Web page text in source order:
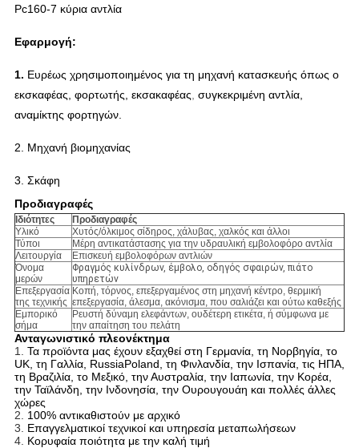
Pc160-7 κύρια αντλία
Εφαρμογή:
1. Ευρέως χρησιμοποιημένος για τη μηχανή κατασκευής όπως ο
εκσκαφέας, φορτωτής, εκσακαφέας, συγκεκριμένη αντλία,
αναμίκτης φορτηγών.
2. Μηχανή βιομηχανίας
3. Σκάφη
Προδιαγραφές
Ιδιότητες
Προδιαγραφές
Υλικό
Χυτός/όλκιμος σίδηρος, χάλυβας, χαλκός και άλλοι
Τύποι
Μέρη αντικατάστασης για την υδραυλική εμβολοφόρο αντλία
Λειτουργία
Επισκευή εμβολοφόρων αντλιών
Όνομα
μερών
Φραγμός κυλίνδρων, έμβολο, οδηγός σφαιρών, πιάτο
υπηρετών
Επεξεργασία
της τεχνικής
Κοπή, τόρνος, επεξεργαμένος στη μηχανή κέντρο, θερμική
επεξεργασία, άλεσμα, ακόνισμα, που σαλιάζει και ούτω καθεξής
Εμπορικό
σήμα
Ρευστή δύναμη ελεφάντων, ουδέτερη ετικέτα, ή σύμφωνα με
την απαίτηση του πελάτη
Ανταγωνιστικό πλεονέκτημα
1. Τα προϊόντα μας έχουν εξαχθεί στη Γερμανία, τη Νορβηγία, το
UK, τη Γαλλία, RussiaPoland, τη Φινλανδία, την Ισπανία, τις ΗΠΑ,
τη Βραζιλία, το Μεξικό, την Αυστραλία, την Ιαπωνία, την Κορέα,
την Ταϊλάνδη, την Ινδονησία, την Ουρουγουάη και πολλές άλλες
χώρες
2. 100% αντικαθιστούν με αρχικό
3. Επαγγελματικοί τεχνικοί και υπηρεσία μεταπωλήσεων
4. Κορυφαία ποιότητα με την καλή τιμή